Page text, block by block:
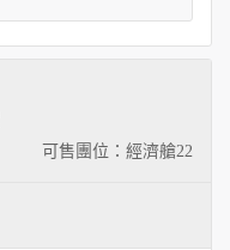
可售團位：經濟艙22